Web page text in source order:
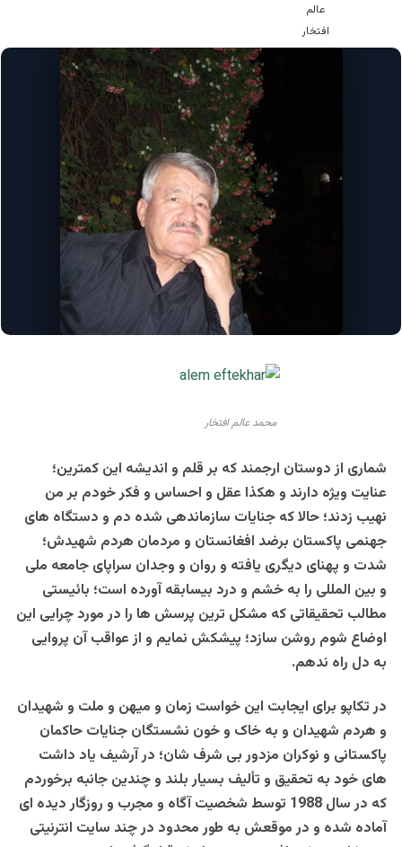
محمد عالم افتخار
شماری از دوستان ارجمند که بر قلم و اندیشه این کمترین؛
عنایت ویژه دارند و هکذا عقل و احساس و فکر خودم بر من
نهیب زدند؛ حالا که جنایات سازماندهی شده دم و دستگاه های
جهنمی پاکستان برضد افغانستان و مردمان هردم شهیدش؛
شدت و پهنای دیگری یافته و روان و وجدان سراپای جامعه ملی
و بین المللی را به خشم و درد بیسابقه آورده است؛ بائیستی
مطالب تحقیقاتی که مشکل ترین پرسش ها را در مورد چرایی این
اوضاع شوم روشن سازد؛ پیشکش نمایم و از عواقب آن پروایی
به دل راه ندهم.
در تکاپو برای ایجابت این خواست زمان و میهن و ملت و شهیدان
و هردم شهیدان و به خاک و خون نشستگان جنایات حاکمان
پاکستانی و نوکران مزدور بی شرف شان؛ در آرشیف یاد داشت
های خود به تحقیق و تألیف بسیار بلند و چندین جانبه برخوردم
که در سال 1988 توسط شخصیت آگاه و مجرب و روزگار دیده ای
آماده شده و در موقعش به طور محدود در چند سایت انترنیتی